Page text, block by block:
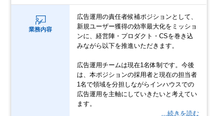
業務内容
広告運用の責任者候補ポジションとして、
新規ユーザー獲得の効率最大化をミッショ
ンに、経営陣・プロダクト・CSを巻き込
みながら以下を推進いただきます。
広告運用チームは現在1名体制です。今後
は、本ポジションの採用者と現在の担当者
1名で領域を分担しながらインハウスでの
広告運用を主軸にしていきたいと考えてい
ます。
…続きを読む